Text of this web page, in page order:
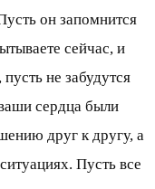
он запомнится
сейчас, и
не забудутся
сердца были
друг к другу, а
Пусть все